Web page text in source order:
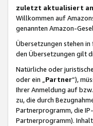
zuletzt aktualisiert
Willkommen auf
genannten Amazon-
Übersetzungen stehen
den Übersetzungen gilt
Natürliche oder
oder ein „Partner“),
Ihrer Anmeldung auf
zu, die durch
Partnerprogramm, die
Partnerprogramm).